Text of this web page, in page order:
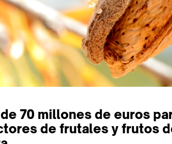
70 millones de euros
de frutales y frutos